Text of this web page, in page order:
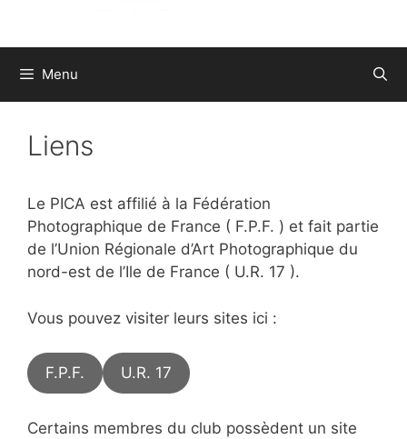
Menu
Liens
Le PICA est affilié à la Fédération
Photographique de France ( F.P.F. ) et fait partie
de l’Union Régionale d’Art Photographique du
nord-est de l’Ile de France ( U.R. 17 ).
Vous pouvez visiter leurs sites ici :
F.P.F. U.R. 17
Certains membres du club possèdent un site